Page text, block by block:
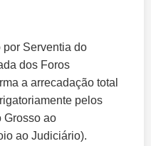
por Serventia do
dos Foros
a arrecadação total
pelos
Grosso ao
ao Judiciário).